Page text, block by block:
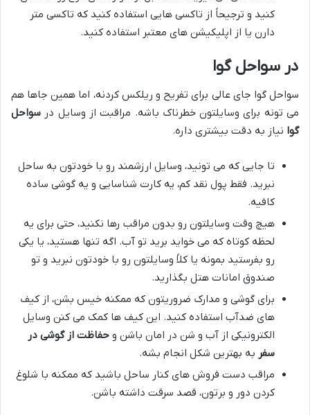
کنید و ترجیحاً از تاکسی هایی استفاده کنید که تاکسی متر
دارن یا از اپلیکیشن های معتبر استفاده کنید.
در سواحل گوا
سواحل گوا جای عالی برای تفریح و ریلکس کردنه، اما همین جاها هم
می تونه برای وسایلتون خطرناک باشه. مراقبت از وسایل در سواحل
گوا نیاز به دقت بیشتری داره.
تا جایی که می تونید، وسایل ارزشمند رو با خودتون به ساحل
نبرید. فقط پول نقد کم، یه کارت شناسایی و یه گوشی ساده
کافیه.
هیچ وقت وسایلتون رو بدون مراقب رها نکنید، حتی برای یه
لحظه کوتاه که می خواید برید تو آب. اگه تنها هستید، یا یکی
رو بفرستید بمونه یا کلاً وسایلتون رو با خودتون نبرید و تو
صندوق امانات هتل بگذارید.
برای گوشی و مدارک ضروریتون که ممکنه خیس بشن، از کیف
های ضدآب استفاده کنید. این کیف ها کمک می کنن وسایل
الکترونیکی از آب و شن در امان باشن و حفاظت از گوشی در
سفر به بهترین شکل انجام بشه.
مراقب دست فروش های کنار ساحل باشید که ممکنه با شلوغ
کردن دور و برتون، قصد سرقت داشته باشن.